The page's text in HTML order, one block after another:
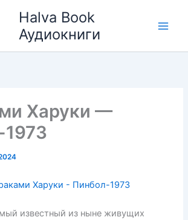
Halva Book
Аудиокниги
Харуки —
известный из ныне живущих